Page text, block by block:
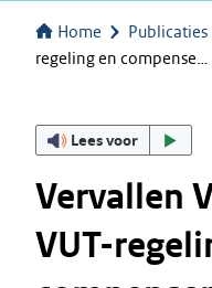
Home Publicaties
regeling en compense…
Lees voor
Vervallen
VUT-